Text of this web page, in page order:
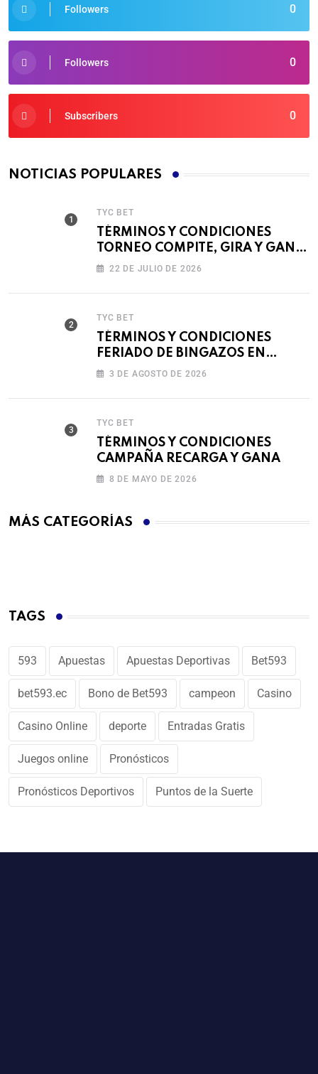
0
Followers
0
Followers
0
Subscribers
NOTICIAS POPULARES
TYC BET
TÉRMINOS Y CONDICIONES
TORNEO COMPITE, GIRA Y GANA
🎰 22 DE JULIO DE 2026
TYC BET
TÉRMINOS Y CONDICIONES
FERIADO DE BINGAZOS EN
BET593
3 DE AGOSTO DE 2026
TYC BET
TÉRMINOS Y CONDICIONES
CAMPAÑA RECARGA Y GANA
8 DE MAYO DE 2026
MÁS CATEGORÍAS
TAGS
593 Apuestas Apuestas Deportivas Bet593
bet593.ec Bono de Bet593 campeon Casino
Casino Online deporte Entradas Gratis
Juegos online Pronósticos
Pronósticos Deportivos Puntos de la Suerte